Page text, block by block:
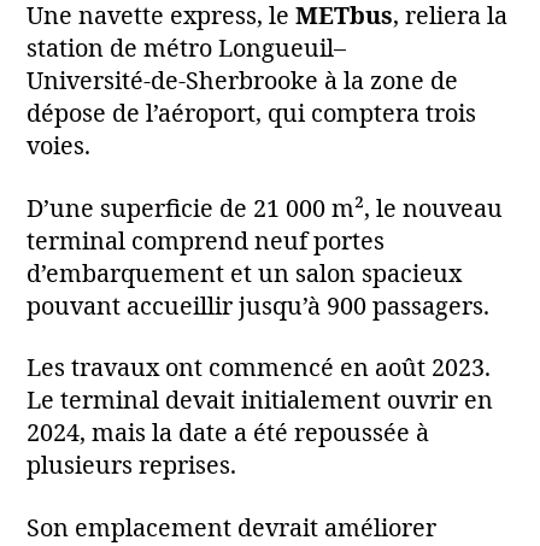
Une navette express, le METbus, reliera la
station de métro Longueuil–
Université‑de‑Sherbrooke à la zone de
dépose de l’aéroport, qui comptera trois
voies.
D’une superficie de 21 000 m², le nouveau
terminal comprend neuf portes
d’embarquement et un salon spacieux
pouvant accueillir jusqu’à 900 passagers.
Les travaux ont commencé en août 2023.
Le terminal devait initialement ouvrir en
2024, mais la date a été repoussée à
plusieurs reprises.
Son emplacement devrait améliorer